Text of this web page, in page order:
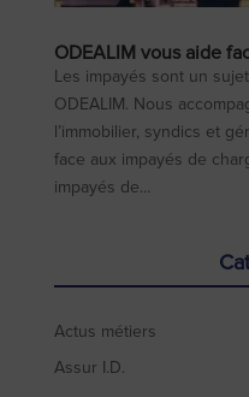
ODEALIM vous aide
Les impayés sont un
ODEALIM. Nous
l’immobilier, syndics et
face aux impayés de
impayés de...
Actus métiers
Assur I.D.